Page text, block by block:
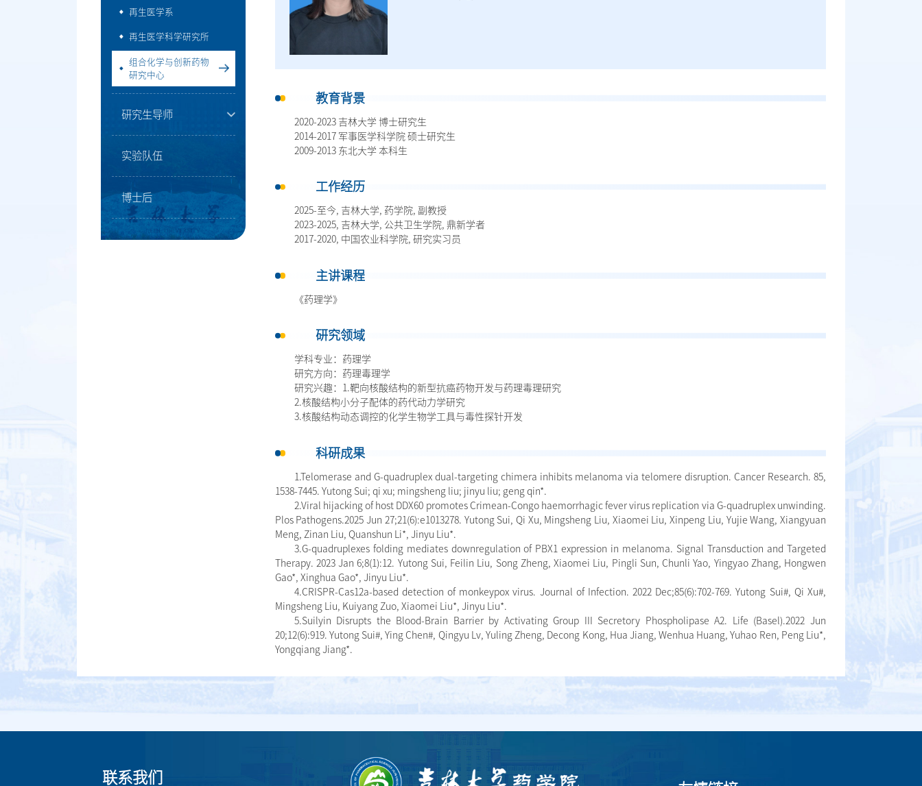
再生医学系
再生医学科学研究所
组合化学与创新药物
研究中心
研究生导师
实验队伍
博士后
教育背景
2020-2023 吉林大学 博士研究生
2014-2017 军事医学科学院 硕士研究生
2009-2013 东北大学 本科生
工作经历
2025-至今, 吉林大学, 药学院, 副教授
2023-2025, 吉林大学, 公共卫生学院, 鼎新学者
2017-2020, 中国农业科学院, 研究实习员
主讲课程
《药理学》
研究领域
学科专业：药理学
研究方向：药理毒理学
研究兴趣：1.靶向核酸结构的新型抗癌药物开发与药理毒理研究
2.核酸结构小分子配体的药代动力学研究
3.核酸结构动态调控的化学生物学工具与毒性探针开发
科研成果
1.Telomerase and G-quadruplex dual-targeting chimera inhibits melanoma via telomere disruption. Cancer Research. 85,
1538-7445. Yutong Sui; qi xu; mingsheng liu; jinyu liu; geng qin*.
2.Viral hijacking of host DDX60 promotes Crimean-Congo haemorrhagic fever virus replication via G-quadruplex unwinding.
Plos Pathogens.2025 Jun 27;21(6):e1013278. Yutong Sui, Qi Xu, Mingsheng Liu, Xiaomei Liu, Xinpeng Liu, Yujie Wang, Xiangyuan
Meng, Zinan Liu, Quanshun Li*, Jinyu Liu*.
3.G-quadruplexes folding mediates downregulation of PBX1 expression in melanoma. Signal Transduction and Targeted
Therapy. 2023 Jan 6;8(1):12. Yutong Sui, Feilin Liu, Song Zheng, Xiaomei Liu, Pingli Sun, Chunli Yao, Yingyao Zhang, Hongwen
Gao*, Xinghua Gao*, Jinyu Liu*.
4.CRISPR-Cas12a-based detection of monkeypox virus. Journal of Infection. 2022 Dec;85(6):702-769. Yutong Sui#, Qi Xu#,
Mingsheng Liu, Kuiyang Zuo, Xiaomei Liu*, Jinyu Liu*.
5.Suilyin Disrupts the Blood-Brain Barrier by Activating Group III Secretory Phospholipase A2. Life (Basel).2022 Jun
20;12(6):919. Yutong Sui#, Ying Chen#, Qingyu Lv, Yuling Zheng, Decong Kong, Hua Jiang, Wenhua Huang, Yuhao Ren, Peng Liu*,
Yongqiang Jiang*.
联系我们